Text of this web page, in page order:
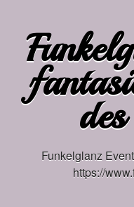
Funkelglanz
https://